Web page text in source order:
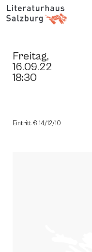
Freitag,
16.09.22
18:30
Eintritt € 14/12/10